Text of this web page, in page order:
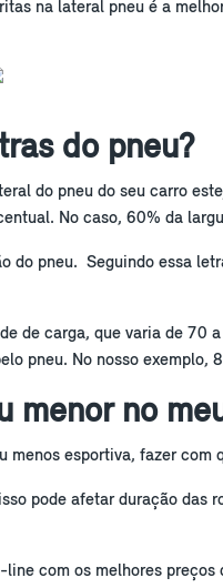
na lateral pneu é a
do pneu?
do pneu do seu carro
No caso, 60% da
pneu. Seguindo essa
de carga, que varia de
pneu. No nosso
menor no
menos esportiva, fazer
pode afetar duração
line com os melhores